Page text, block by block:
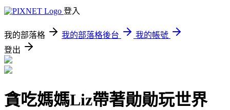
登入
我的部落格 我的部落格後台
我的帳號
登出
貪吃媽媽Liz帶著勛勛玩世界